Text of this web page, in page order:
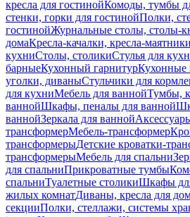
кресла для гостинойКомоды, тумбы
стенки, горки для гостинойПолки,
гостинойЖурнальные столы, столы-
домаКресла-качалки, кресла-маятники
кухниСтолы, столикиСтулья для
барныеКухонный гарнитурКухонные
уголки, диваныСтульчики для
для кухниМебель для ваннойТумбы,
ваннойШкафы, пеналы для ванной
ваннойЗеркала для ванной
трансформерМебель-трансформер
трансформерыДетские кроватки-
трансформерыМебель для спальни
для спальниПрикроватные тумбы
спальниТуалетные столикиШкафы
жилых комнатДиваны, кресла для
секцииПолки, стеллажи, системы